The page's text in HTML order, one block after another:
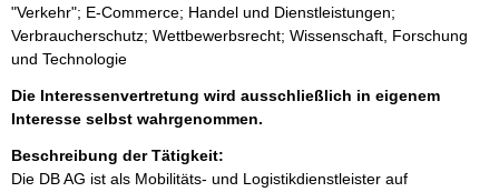
"Verkehr"; E-Commerce; Handel und Dienstleistungen;
Verbraucherschutz; Wettbewerbsrecht; Wissenschaft, Forschung
und Technologie
Die Interessenvertretung wird ausschließlich in eigenem
Interesse selbst wahrgenommen.
Beschreibung der Tätigkeit:
Die DB AG ist als Mobilitäts- und Logistikdienstleister auf